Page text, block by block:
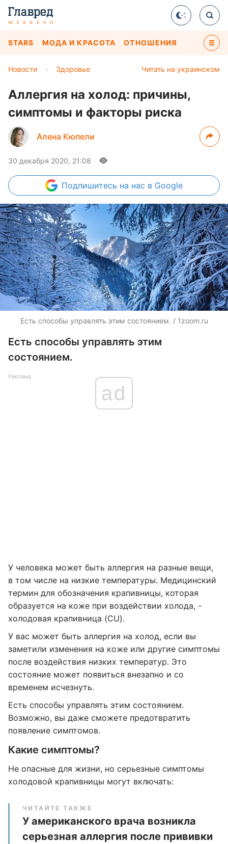
STARS МОДА И КРАСОТА ОТНОШЕНИЯ
Читать на украинском
Новости › Здоровье
Аллергия на холод: причины,
симптомы и факторы риска
Алена Кюпели
30 декабря 2020, 21:08
Подпишитесь на нас в Google
Есть способы управлять этим состоянием. / 1zoom.ru
Есть способы управлять этим
состоянием.
Реклама
ad
У человека может быть аллергия на разные вещи,
в том числе на низкие температуры. Медицинский
термин для обозначения крапивницы, которая
образуется на коже при воздействии холода, -
холодовая крапивница (CU).
У вас может быть аллергия на холод, если вы
заметили изменения на коже или другие симптомы
после воздействия низких температур. Это
состояние может появиться внезапно и со
временем исчезнуть.
Есть способы управлять этим состоянием.
Возможно, вы даже сможете предотвратить
появление симптомов.
Какие симптомы?
Не опасные для жизни, но серьезные симптомы
холодовой крапивницы могут включать:
ЧИТАЙТЕ ТАКЖЕ
У американского врача возникла
серьезная аллергия после прививки